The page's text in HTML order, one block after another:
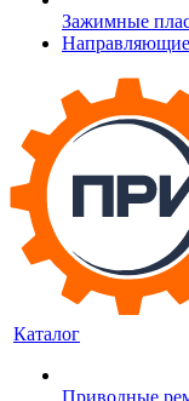
Зажимные
Каталог
Приводные